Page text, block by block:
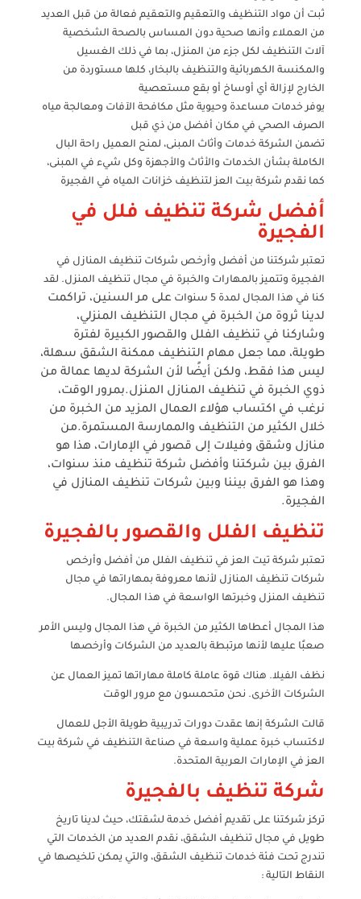
ثبت أن مواد التنظيف والتعقيم والتعقيم فعالة من قبل العديد
من العملاء وأنها صحية دون المساس بالصحة الشخصية
آلات التنظيف لكل جزء من المنزل، بما في ذلك الغسيل
والمكنسة الكهربائية والتنظيف بالبخار، كلها مستوردة من
الخارج لإزالة أي أوساخ أو بقع مستعصية
يوفر خدمات مساعدة وحيوية مثل مكافحة الآفات ومعالجة مياه
الصرف الصحي في مكان أفضل من ذي قبل
تضمن الشركة خدمات وأثاث المبنى، لمنح العميل راحة البال
الكاملة بشأن الخدمات والأثاث والأجهزة وكل شيء في المبنى،
كما نقدم شركة بيت العز لتنظيف خزانات المياه في الفجيرة
أفضل شركة تنظيف فلل في
الفجيرة
تعتبر شركتنا من أفضل وأرخص شركات تنظيف المنازل في
الفجيرة وتتميز بالمهارات والخبرة في مجال تنظيف المنزل. لقد
كنا في هذا المجال لمدة 5 سنوات
على مر السنين، تراكمت
لدينا ثروة من الخبرة في مجال التنظيف المنزلي،
وشاركنا في تنظيف الفلل والقصور الكبيرة لفترة
طويلة، مما جعل مهام التنظيف ممكنة الشقق سهلة،
ليس هذا فقط، ولكن أيضًا لأن الشركة لديها عمالة من
ذوي الخبرة في تنظيف المنازل المنزل.بمرور الوقت،
نرغب في اكتساب هؤلاء العمال المزيد من الخبرة من
خلال الكثير من التنظيف والممارسة المستمرة.من
منازل وشقق وفيلات إلى قصور في الإمارات، هذا هو
الفرق بين شركتنا وأفضل شركة تنظيف منذ سنوات،
وهذا هو الفرق بيننا وبين شركات تنظيف المنازل في
الفجيرة.
تنظيف الفلل والقصور بالفجيرة
تعتبر شركة تيت العز في تنظيف الفلل من أفضل وأرخص
شركات تنظيف المنازل لأنها معروفة بمهاراتها في مجال
تنظيف المنزل وخبرتها الواسعة في هذا المجال.
هذا المجال أعطاها الكثير من الخبرة في هذا المجال وليس الأمر
صعبًا عليها لأنها مرتبطة بالعديد من الشركات وأرخصها
نظف الفيلا. هناك قوة عاملة كاملة مهاراتها تميز العمال عن
الشركات الأخرى. نحن متحمسون مع مرور الوقت
قالت الشركة إنها عقدت دورات تدريبية طويلة الأجل للعمال
لاكتساب خبرة عملية واسعة في صناعة التنظيف في شركة بيت
العز في الإمارات العربية المتحدة.
شركة تنظيف بالفجيرة
تركز شركتنا على تقديم أفضل خدمة لشقتك، حيث لدينا تاريخ
طويل في مجال تنظيف الشقق، نقدم العديد من الخدمات التي
تندرج تحت فئة خدمات تنظيف الشقق، والتي يمكن تلخيصها في
النقاط التالية :